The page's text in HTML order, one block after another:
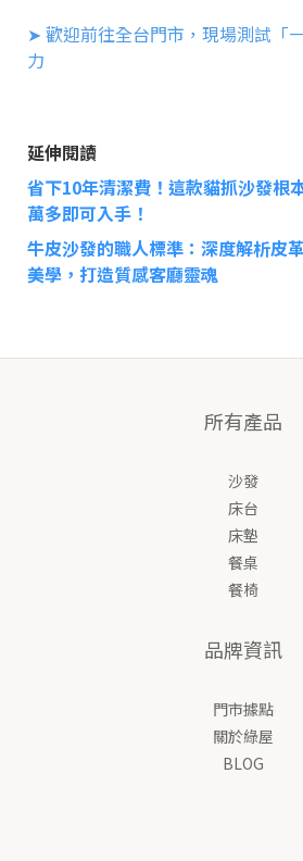
➤ 歡迎前往全台門市，現場測試「
力
延伸閱讀
省下10年清潔費！這款貓抓沙發根
萬多即可入手！
牛皮沙發的職人標準：深度解析皮
美學，打造質感客廳靈魂
所有產品
沙發
床台
床墊
餐桌
餐椅
品牌資訊
門市據點
關於綠屋
BLOG